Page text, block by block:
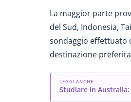
La maggior parte
del Sud, Indonesia,
sondaggio effettuato
destinazione
LEGGI ANCHE
Studiare in